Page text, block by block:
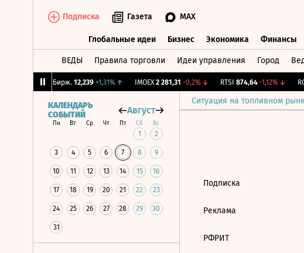
Подписка Газета MAX
Глобальные идеи Бизнес Экономика Финансы
ВЕДЫ Правила торговли Идеи управления Город
CNY Бирж. 12,239 +1,31%↑ IMOEX 2 281,31 -0,2%↓ RTSI 874,64 -1,12%↓
Ситуация на топливном
КАЛЕНДАРЬ
СОБЫТИЙ
Август
Пн Вт Ср Чт Пт Сб Вс
1 2
3 4 5 6 7 8 9
10 11 12 13 14 15 16
17 18 19 20 21 22 23
24 25 26 27 28 29 30
31
Подписка
Реклама
РФРИТ